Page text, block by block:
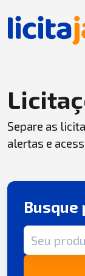
Separe as
alertas e
Busque
Termo de